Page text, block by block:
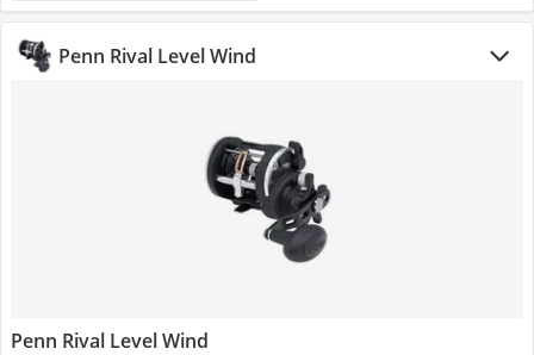
Penn Rival Level Wind
Penn Rival Level Wind